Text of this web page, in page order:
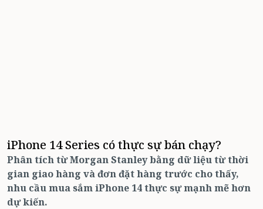
iPhone 14 Series có thực sự bán chạy?
Phân tích từ Morgan Stanley bằng dữ liệu từ thời
gian giao hàng và đơn đặt hàng trước cho thấy,
nhu cầu mua sắm iPhone 14 thực sự mạnh mẽ hơn
dự kiến.